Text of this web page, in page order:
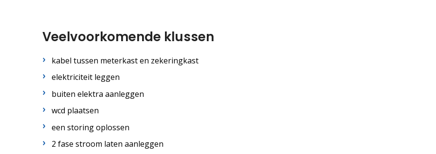
Veelvoorkomende klussen
kabel tussen meterkast en zekeringkast
elektriciteit leggen
buiten elektra aanleggen
wcd plaatsen
een storing oplossen
2 fase stroom laten aanleggen